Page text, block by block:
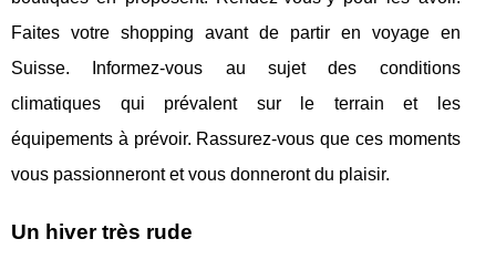
Faites votre shopping avant de partir en voyage en
Suisse. Informez-vous au sujet des conditions
climatiques qui prévalent sur le terrain et les
équipements à prévoir. Rassurez-vous que ces moments
vous passionneront et vous donneront du plaisir.
Un hiver très rude